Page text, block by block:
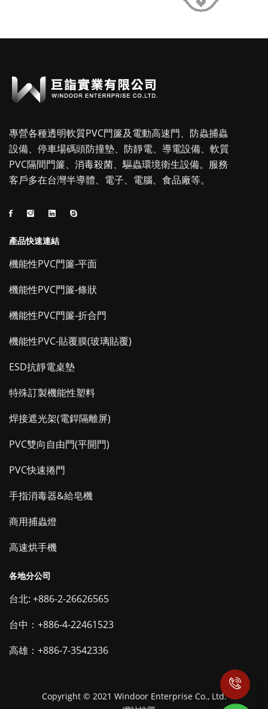
專營各種透明軟質PVC門簾及電動高速門、防蟲捕蟲
設備、停車場碼頭防撞墊、防靜電、導電設備、軟質
PVC隔間門簾、消毒殺菌、驅蟲環境衛生設備。服務
客戶多在台灣半導體、電子、電腦、食品廠等。
產品快速連結
機能性PVC門簾-平面
機能性PVC門簾-條狀
機能性PVC門簾-折合門
機能性PVC-貼覆膜(玻璃貼覆)
ESD抗靜電桌墊
特殊訂製機能性塑料
焊接遮光架(電銲隔離屏)
PVC雙向自由門(平開門)
PVC快速捲門
手指消毒器&給皂機
商用捕蟲燈
高速烘手機
各地分公司
台北: +886-2-26626565
台中：+886-4-22461523
高雄：+886-7-3542336
Copyright © 2021 Windoor Enterprise Co., Ltd.